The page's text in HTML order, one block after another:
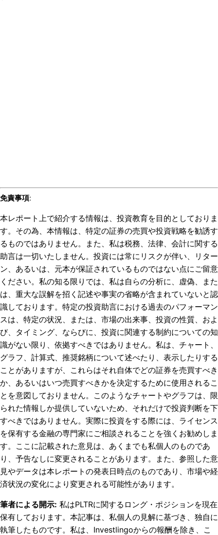
免責事項:
本レポート上で紹介する情報は、投資教育を目的としておりま
す。その為、本情報は、特定の証券の売買や投資戦略を勧誘す
るものではありません。また、私は税務、法律、会計に関する
助言は一切いたしません。投資には常にリスクが伴い、リター
ン、あるいは、元本が保証されているものではない点にご留意
ください。私の知る限りでは、私は自らの分析に、虚偽、また
は、重大な誤解を招く記述や事実の省略が含まれていないと認
識しております。特定の投資助言における過去のパフォーマン
スは、特定の状況、または、市場の出来事、投資の性質、およ
び、タイミング、ならびに、投資に関連する制約についての知
識がない限り、依拠すべきではありません。私は、チャート、
グラフ、計算式、推奨銘柄について述べたり、表示したりする
ことがありますが、これらはそれ自体でどの証券を売買すべき
か、あるいはいつ売買すべきかを決定するために使用されるこ
とを意図しておりません。このようなチャートやグラフは、限
られた情報しか提供していないため、それだけで投資判断を下
すべきではありません。実際に投資をする際には、ライセンス
を保有する金融の専門家にご相談されることを強くお勧めしま
す。ここに記載された意見は、あくまでも私個人のものであ
り、予告なしに変更されることがあります。また、参照した意
見やデータは本レポートの発表日時点のものであり、市場や経
済状況の変化により変更される可能性があります。
筆者による開示: 私はPLTRに関するロング・ポジションを現在
保有しております。 本記事は、私個人の見解に基づき、独自に
執筆したものです。私は、Investlingoからの報酬を除き、こ